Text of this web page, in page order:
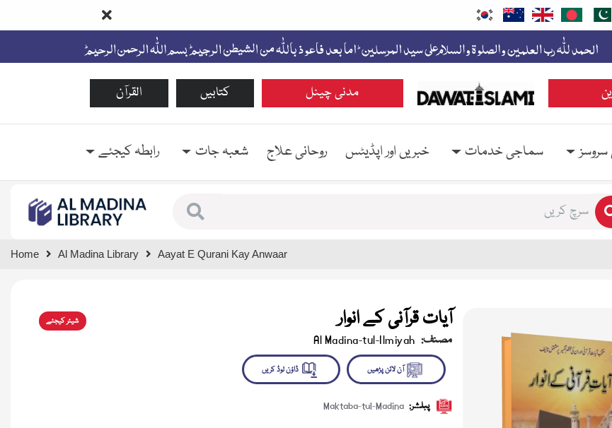
القرآن کتابیں مدنی چینل
سماجی خدمات خبریں اور اپڈیٹس روحانی علاج شعبہ جات رابطہ کیجئے
Home Al Madina Library Aayat E Qurani Kay Anwaar
آیات قرآنی کے انوار شیئر کیجئے
مصنف: Al Madina-tul-Ilmiyah
آن لائن پڑھیں ڈاؤن لوڈ کریں پبلشر: Maktaba-tul-Madina